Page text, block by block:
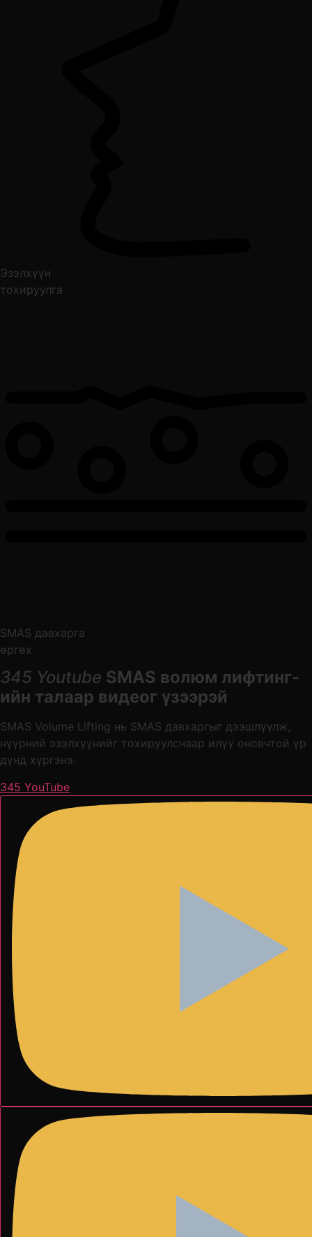
Эзэлхүүн
тохируулга
SMAS давхарга
өргөх
345 Youtube SMAS волюм лифтинг-
ийн талаар видеог үзээрэй
SMAS Volume Lifting нь SMAS давхаргыг дээшлүүлж,
нүүрний эзэлхүүнийг тохируулснаар илүү оновчтой үр
дүнд хүргэнэ.
345 YouTube